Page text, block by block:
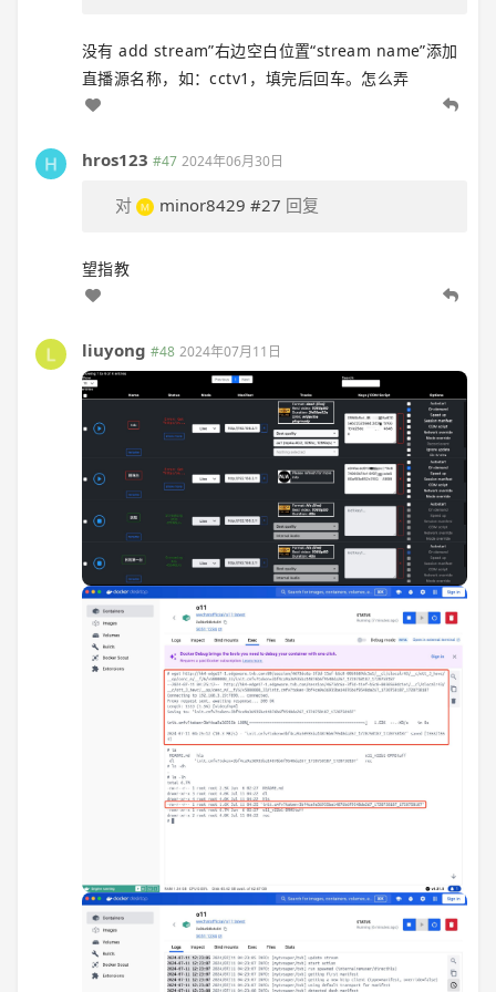
没有 add stream”右边空白位置“stream name”添加
直播源名称，如：cctv1，填完后回车。怎么弄
hros123 #47 2024年06月30日
对 minor8429 #27 回复
望指教
liuyong #48 2024年07月11日